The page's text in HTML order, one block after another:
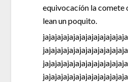
equivocacíón la comete
lean un poquito.
jajajajajajajajajajajajajaja
jajajajajajajajajajajajajaja
jajajajajajajajajajajajajaja
jajajajajajajajajajajajajaja